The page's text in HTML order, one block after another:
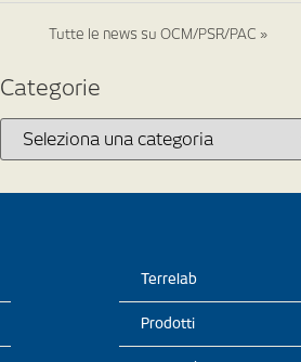
Tutte le news su OCM/PSR/PAC »
Categorie
Terrelab
Prodotti